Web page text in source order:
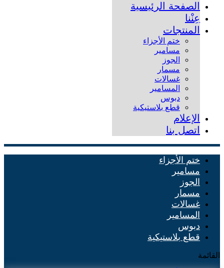
الصفحة الرئيسية
عِنْنا
المنتجات
ختم الأجزاء
مسامير
الجوز
مسمار
غسالات
المسامير
دبوس
قطع بلاستيكية
الإعلام
اتصل بنا
ختم الأجزاء
مسامير
الجوز
مسمار
غسالات
المسامير
دبوس
قطع بلاستيكية
القائمة